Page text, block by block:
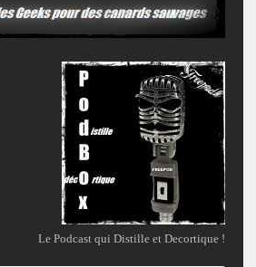
Le Podcast qui Distille et Decortique !